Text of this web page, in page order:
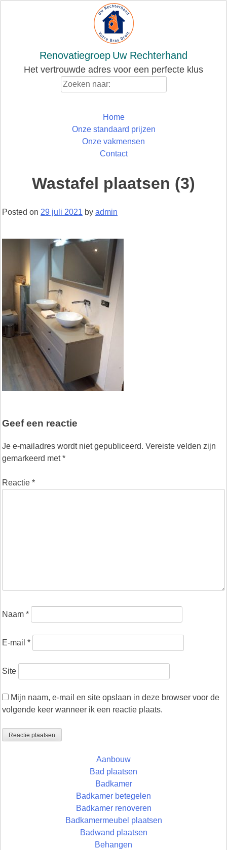
Renovatiegroep Uw Rechterhand
Het vertrouwde adres voor een perfecte klus
Home
Onze standaard prijzen
Onze vakmensen
Contact
Wastafel plaatsen (3)
Posted on 29 juli 2021 by admin
Geef een reactie
Je e-mailadres wordt niet gepubliceerd. Vereiste velden zijn
gemarkeerd met*
Reactie *
Naam *
E-mail *
Site
Mijn naam, e-mail en site opslaan in deze browser voor de
volgende keer wanneer ik een reactie plaats.
Aanbouw
Bad plaatsen
Badkamer
Badkamer betegelen
Badkamer renoveren
Badkamermeubel plaatsen
Badwand plaatsen
Behangen